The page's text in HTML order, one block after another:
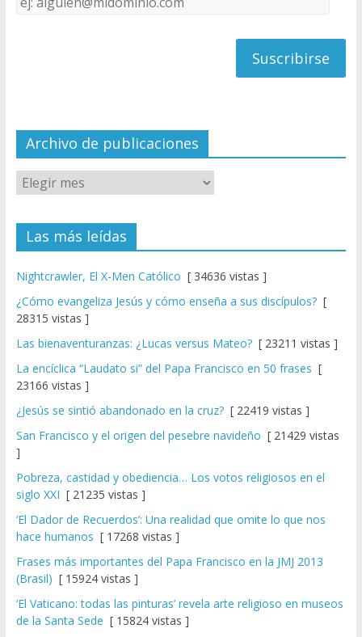
C
el
de
Archivo de publicaciones
Las más leídas
Nightcrawler, El X-Men Católico [ 34636 vistas ]
¿Cómo evangeliza Jesús y cómo enseña a sus discípulos?[
28315 vistas ]
Las bienaventuranzas: ¿Lucas versus Mateo?[ 23211 vistas ]
La encíclica “Laudato si” del Papa Francisco en 50 frases [
23166 vistas ]
¿Jesús se sintió abandonado en la cruz?[ 22419 vistas ]
San Francisco y el origen del pesebre navideño [ 21429 vistas
]
Pobreza, castidad y obediencia… Los votos religiosos en el
siglo XXI [ 21235 vistas ]
‘El Dador de Recuerdos’: Una realidad que omite lo que nos
hace humanos [ 17268 vistas ]
Frases más importantes del Papa Francisco en la JMJ 2013
(Brasil) [ 15924 vistas ]
‘El Vaticano: todas las pinturas’ revela arte religioso en museos
de la Santa Sede [ 15824 vistas ]